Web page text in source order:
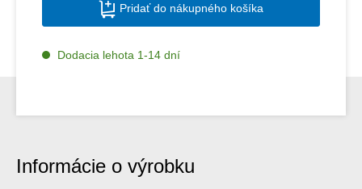
Pridať do nákupného košíka
Dodacia lehota 1-14 dní
Informácie o výrobku